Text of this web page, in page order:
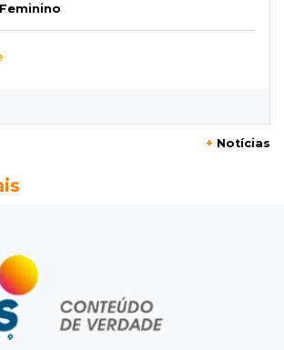
apreende remédios de farmácia
do Oeste
ocupar avião interceptado pela
em confronto
+ Notícias